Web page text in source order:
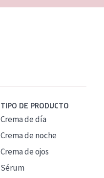
TIPO DE PRODUCTO
Crema de día
Crema de noche
Crema de ojos
Sérum